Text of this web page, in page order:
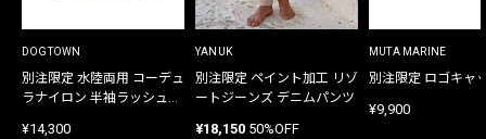
DOGTOWN
別注限定 水陸両用 コーデュ
ラナイロン 半袖ラッシュガ
¥14,300
YANUK
別注限定 ペイント加工 リゾ
ートジーンズ デニムパンツ
¥18,150 50%OFF
MUTA MARINE
別注限定 ロゴキャ
¥9,900